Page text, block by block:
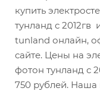
купить
тунланд с 2012гв
tunland онлайн,
сайте. Цены на
фотон тунланд с
750 рублей.